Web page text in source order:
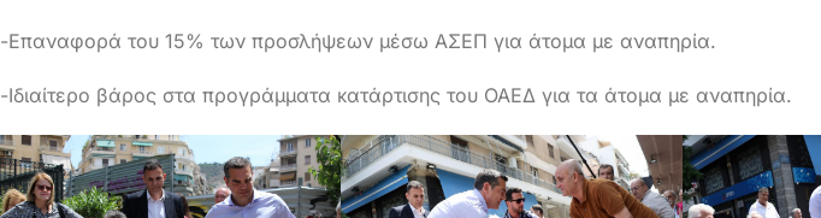
-Επαναφορά του 15% των προσλήψεων μέσω ΑΣΕΠ για άτομα με αναπηρία.
-Ιδιαίτερο βάρος στα προγράμματα κατάρτισης του ΟΑΕΔ για τα άτομα με αναπηρία.